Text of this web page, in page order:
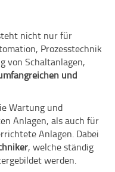
nicht nur für
Prozesstechnik
von Schaltanlagen,
und
Wartung und
Anlagen, als auch für
Anlagen. Dabei
, welche ständig
werden.